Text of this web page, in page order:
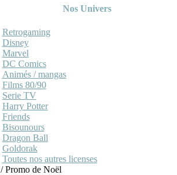
Nos Univers
Retrogaming
Disney
Marvel
DC Comics
Animés / mangas
Films 80/90
Serie TV
Harry Potter
Friends
Bisounours
Dragon Ball
Goldorak
Toutes nos autres licenses
/Promo de Noël